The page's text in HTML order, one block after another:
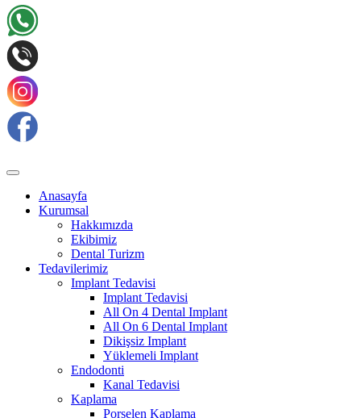
Anasayfa
Kurumsal
Hakkımızda
Ekibimiz
Dental Turizm
Tedavilerimiz
Implant Tedavisi
Implant Tedavisi
All On 4 Dental Implant
All On 6 Dental Implant
Dikişsiz Implant
Yüklemeli Implant
Endodonti
Kanal Tedavisi
Kaplama
Porselen Kaplama